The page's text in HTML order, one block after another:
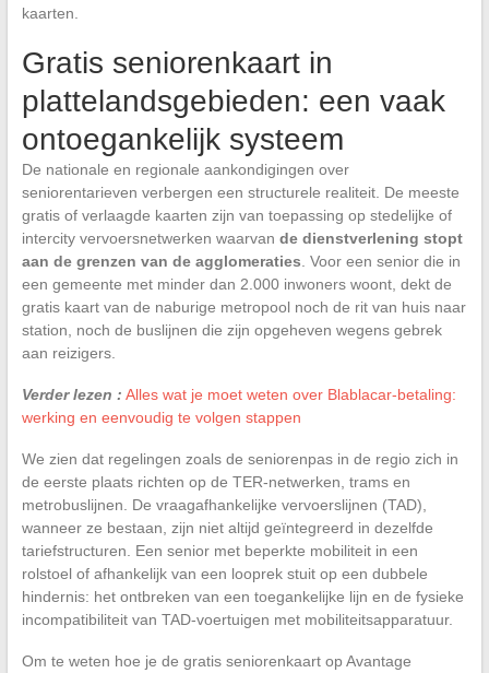
kaarten.
Gratis seniorenkaart in
plattelandsgebieden: een vaak
ontoegankelijk systeem
De nationale en regionale aankondigingen over
seniorentarieven verbergen een structurele realiteit. De meeste
gratis of verlaagde kaarten zijn van toepassing op stedelijke of
intercity vervoersnetwerken waarvan de dienstverlening stopt
aan de grenzen van de agglomeraties . Voor een senior die in
een gemeente met minder dan 2.000 inwoners woont, dekt de
gratis kaart van de naburige metropool noch de rit van huis naar
station, noch de buslijnen die zijn opgeheven wegens gebrek
aan reizigers.
Verder lezen : Alles wat je moet weten over Blablacar-betaling:
werking en eenvoudig te volgen stappen
We zien dat regelingen zoals de seniorenpas in de regio zich in
de eerste plaats richten op de TER-netwerken, trams en
metrobuslijnen. De vraagafhankelijke vervoerslijnen (TAD),
wanneer ze bestaan, zijn niet altijd geïntegreerd in dezelfde
tariefstructuren. Een senior met beperkte mobiliteit in een
rolstoel of afhankelijk van een looprek stuit op een dubbele
hindernis: het ontbreken van een toegankelijke lijn en de fysieke
incompatibiliteit van TAD-voertuigen met mobiliteitsapparatuur.
Om te weten hoe je de gratis seniorenkaart op Avantage